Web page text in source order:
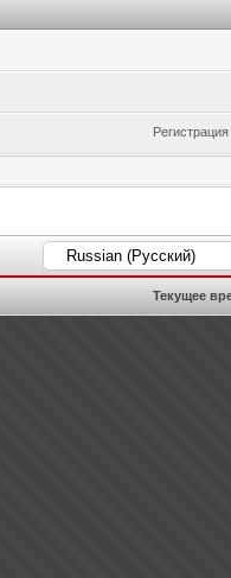
Регистрация
Текущее